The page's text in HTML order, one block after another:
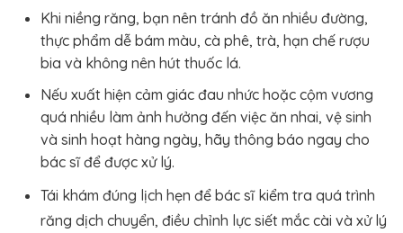
Khi niềng răng, bạn nên tránh đồ ăn nhiều đường,
thực phẩm dễ bám màu, cà phê, trà, hạn chế rượu
bia và không nên hút thuốc lá.
Nếu xuất hiện cảm giác đau nhức hoặc cộm vương
quá nhiều làm ảnh hưởng đến việc ăn nhai, vệ sinh
và sinh hoạt hàng ngày, hãy thông báo ngay cho
bác sĩ để được xử lý.
Tái khám đúng lịch hẹn để bác sĩ kiểm tra quá trình
răng dịch chuyển, điều chỉnh lực siết mắc cài và xử lý